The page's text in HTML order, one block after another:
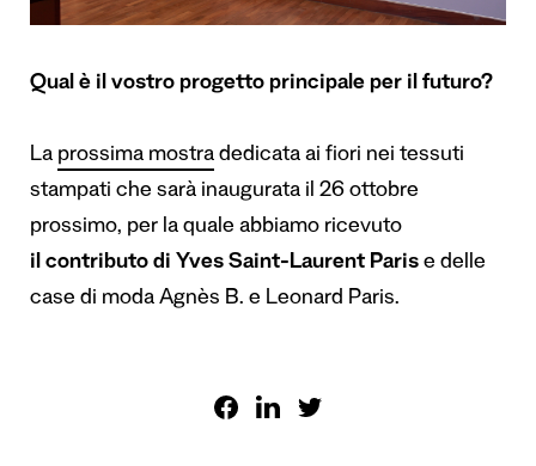
Qual è il vostro progetto principale per il futuro?
La prossima mostra dedicata ai fiori nei tessuti
stampati che sarà inaugurata il 26 ottobre
prossimo, per la quale abbiamo ricevuto
il contributo di Yves Saint-Laurent Paris e delle
case di moda Agnès B. e Leonard Paris.